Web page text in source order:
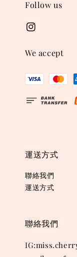
Follow us
We accept
運送方式
聯絡我們
運送方式
聯絡我們